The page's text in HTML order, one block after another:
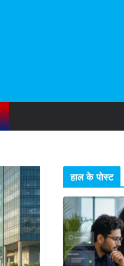
हाल के पोस्ट